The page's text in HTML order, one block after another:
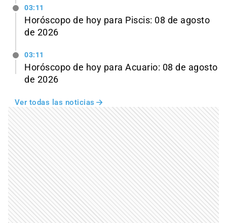
03:11
Horóscopo de hoy para Piscis: 08 de agosto
de 2026
03:11
Horóscopo de hoy para Acuario: 08 de agosto
de 2026
Ver todas las noticias